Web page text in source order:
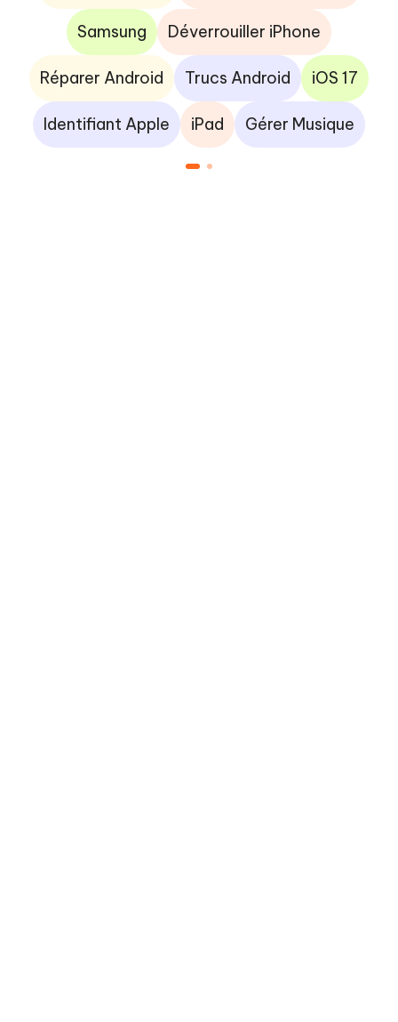
Samsung Déverrouiller iPhone
Réparer Android Trucs Android iOS 17
Identifiant Apple iPad Gérer Musique